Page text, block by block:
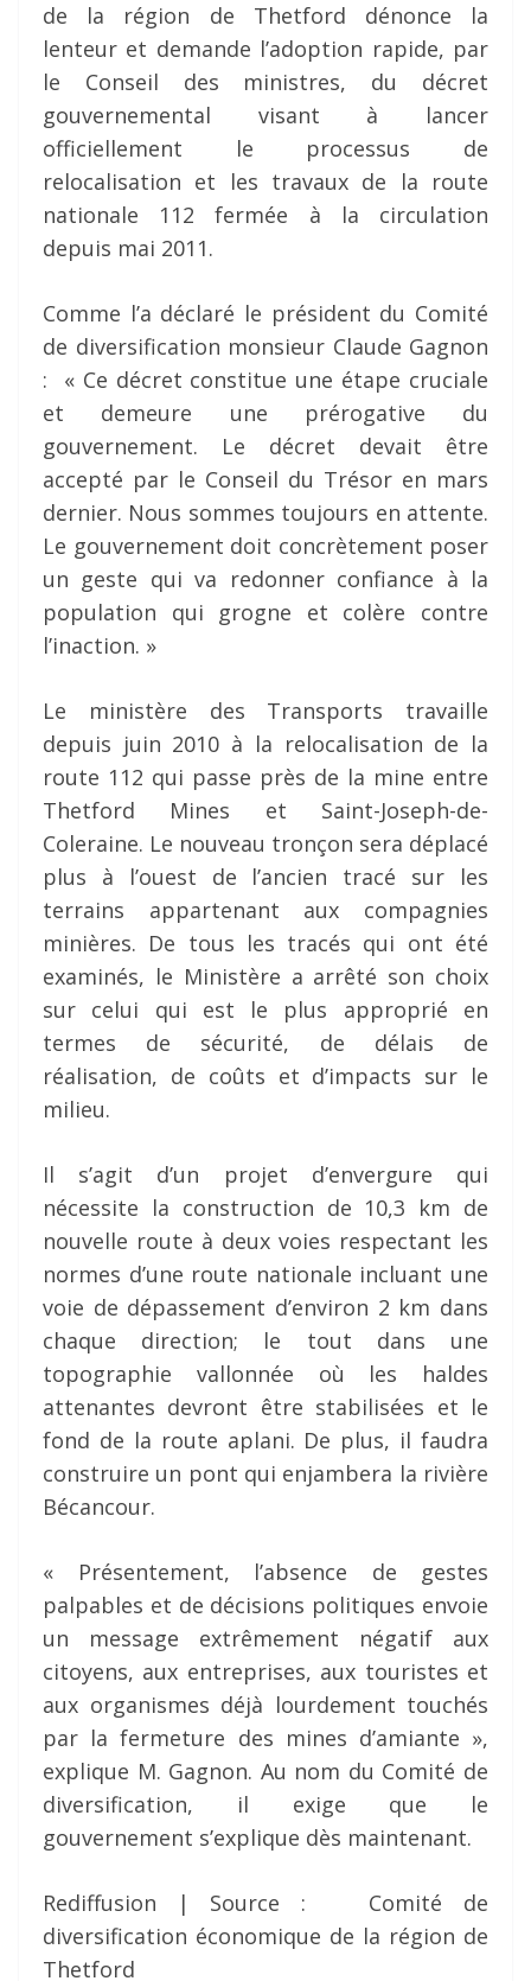
de la région de Thetford dénonce la
lenteur et demande l’adoption rapide, par
le Conseil des ministres, du décret
gouvernemental visant à lancer
officiellement le processus de
relocalisation et les travaux de la route
nationale 112 fermée à la circulation
depuis mai 2011.
Comme l’a déclaré le président du Comité
de diversification monsieur Claude Gagnon
: « Ce décret constitue une étape cruciale
et demeure une prérogative du
gouvernement. Le décret devait être
accepté par le Conseil du Trésor en mars
dernier. Nous sommes toujours en attente.
Le gouvernement doit concrètement poser
un geste qui va redonner confiance à la
population qui grogne et colère contre
l’inaction. »
Le ministère des Transports travaille
depuis juin 2010 à la relocalisation de la
route 112 qui passe près de la mine entre
Thetford Mines et Saint-Joseph-de-
Coleraine. Le nouveau tronçon sera déplacé
plus à l’ouest de l’ancien tracé sur les
terrains appartenant aux compagnies
minières. De tous les tracés qui ont été
examinés, le Ministère a arrêté son choix
sur celui qui est le plus approprié en
termes de sécurité, de délais de
réalisation, de coûts et d’impacts sur le
milieu.
Il s’agit d’un projet d’envergure qui
nécessite la construction de 10,3 km de
nouvelle route à deux voies respectant les
normes d’une route nationale incluant une
voie de dépassement d’environ 2 km dans
chaque direction; le tout dans une
topographie vallonnée où les haldes
attenantes devront être stabilisées et le
fond de la route aplani. De plus, il faudra
construire un pont qui enjambera la rivière
Bécancour.
« Présentement, l’absence de gestes
palpables et de décisions politiques envoie
un message extrêmement négatif aux
citoyens, aux entreprises, aux touristes et
aux organismes déjà lourdement touchés
par la fermeture des mines d’amiante »,
explique M. Gagnon. Au nom du Comité de
diversification, il exige que le
gouvernement s’explique dès maintenant.
Rediffusion | Source : Comité de
diversification économique de la région de
Thetford